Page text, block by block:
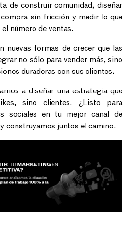
de construir comunidad, diseñar
compra sin fricción y medir lo que
número de ventas.
nuevas formas de crecer que las
no sólo para vender más, sino
duraderas con sus clientes.
a diseñar una estrategia que
sino clientes. ¿Listo para
sociales en tu mejor canal de
construyamos juntos el camino.